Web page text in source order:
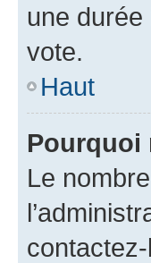
une
vote.
Haut
Pourquoi
Le